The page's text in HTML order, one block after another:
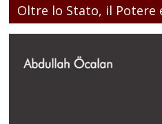
Oltre lo Stato, il Potere